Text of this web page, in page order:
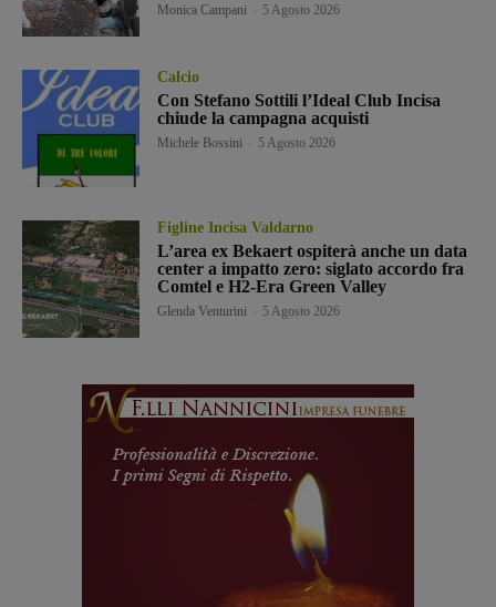
Monica Campani 5 Agosto 2026
Calcio
Con Stefano Sottili l’Ideal Club Incisa
chiude la campagna acquisti
Michele Bossini 5 Agosto 2026
Figline Incisa Valdarno
L’area ex Bekaert ospiterà anche un data
center a impatto zero: siglato accordo fra
Comtel e H2-Era Green Valley
Glenda Venturini 5 Agosto 2026